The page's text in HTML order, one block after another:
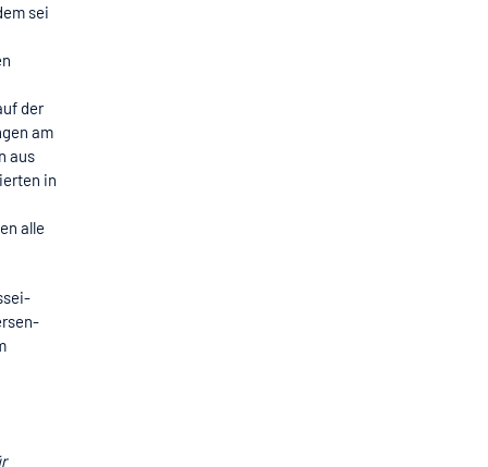
sei
der
am
aus
in
alle